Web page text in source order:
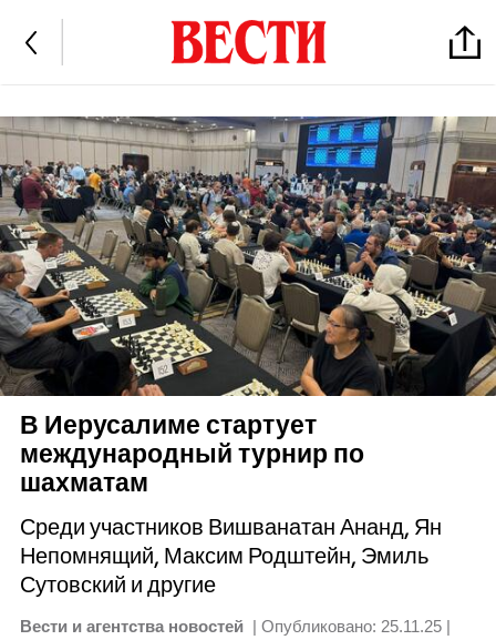
В Иерусалиме стартует
международный турнир по
шахматам
Среди участников Вишванатан Ананд, Ян
Непомнящий, Максим Родштейн, Эмиль
Сутовский и другие
Вести и агентства новостей | Опубликовано: 25.11.25 |